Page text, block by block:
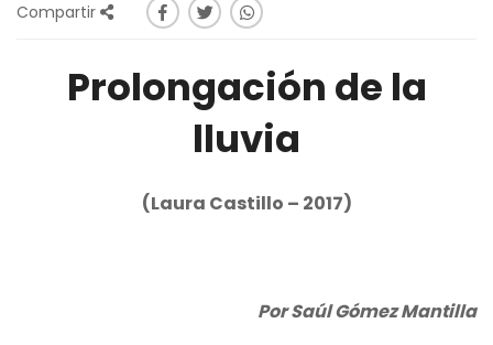
Compartir
Prolongación de la
lluvia
(Laura Castillo – 2017)
Por Saúl Gómez Mantilla